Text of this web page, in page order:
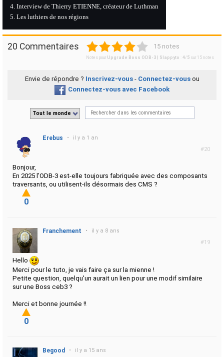
Interview de Thierry ETIENNE, créateur de Luthman
Les luthiers de nos régions
20 Commentaires 1 2 3 4 15 notes
Notes pour Upgrade Boss ODB-3 | Slappyto 4/ 5 sur 15 notes
Envie de répondre ? Inscrivez-vous- Connectez-vousou
Connectez-vous avec Facebook
Tout le monde
#20
Erebus • il y a 1 an
Bonjour,
En 2025 l’ODB-3 est-elle toujours fabriquée avec des composants
traversants, ou utilisent-ils désormais des CMS ?
0
#19
Franchement • il y a 8 ans
Hello
Merci pour le tuto, je vais faire ça sur la mienne !
Petite question, quelqu'un aurait un lien pour une modif similaire
sur une Boss ceb3 ?
Merci et bonne journée !!
0
Begood • il y a 15 ans